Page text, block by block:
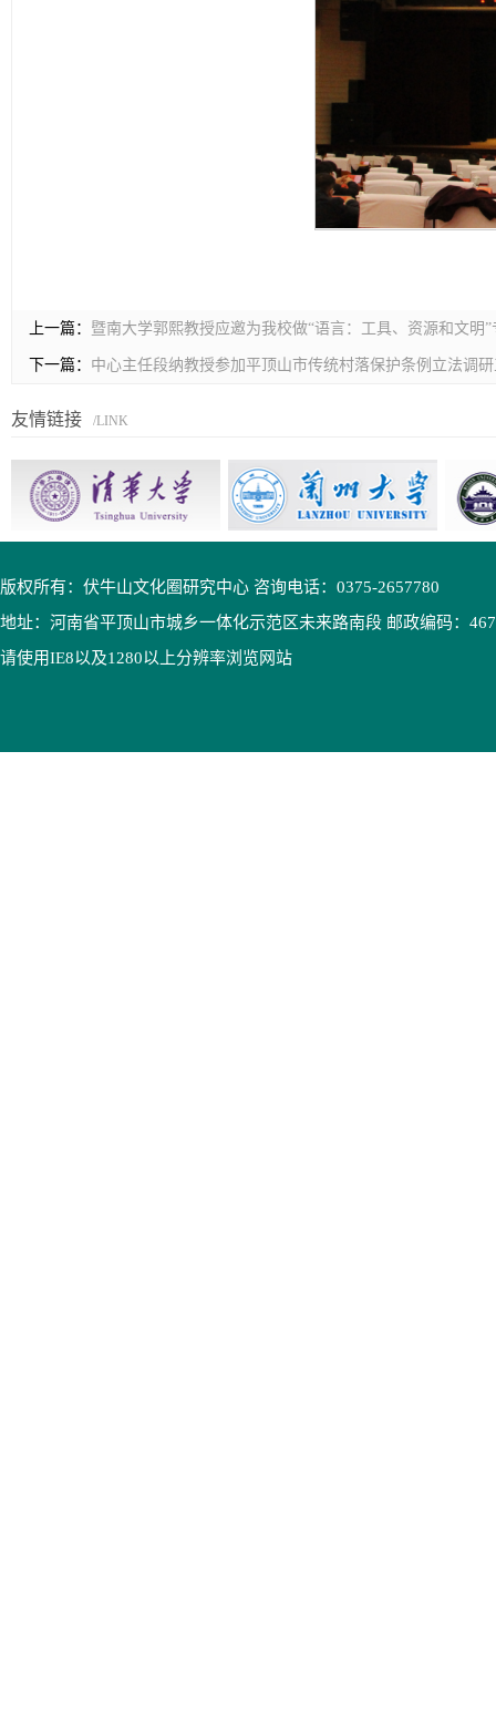
上一篇： 暨南大学郭熙教授应邀为我校做“语言：工具、资源和文明”
下一篇： 中心主任段纳教授参加平顶山市传统村落保护条例立法调
友情链接 /LINK
版权所有：伏牛山文化圈研究中心 咨询电话：0375-2657780
地址：河南省平顶山市城乡一体化示范区未来路南段 邮政编码：
请使用IE8以及1280以上分辨率浏览网站